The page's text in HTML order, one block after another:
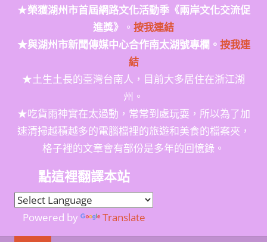
★榮獲湖州市首屆網路文化活動季《兩岸文化交流促
進獎》
。 按我連結
★與湖州市新聞傳媒中心合作南太湖號專欄。 按我連
結
★土生土長的臺灣台南人，目前大多居住在浙江湖
州。
★吃貨雨神實在太過動，常常到處玩耍，所以為了加
速清掃越積越多的電腦檔裡的旅遊和美食的檔案夾，
格子裡的文章會有部份是多年的回憶錄。
點這裡翻譯本站
Powered by Translate